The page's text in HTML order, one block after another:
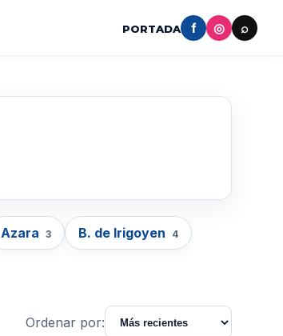
PORTADA f ◎ ⌕
Azara 3 B. de Irigoyen 4
Ordenar por: